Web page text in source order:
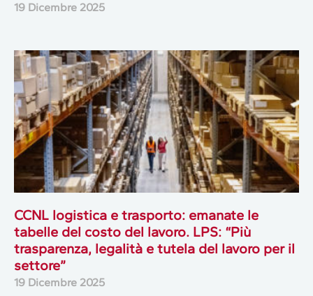
19 Dicembre 2025
CCNL logistica e trasporto: emanate le
tabelle del costo del lavoro. LPS: “Più
trasparenza, legalità e tutela del lavoro per il
settore”
19 Dicembre 2025